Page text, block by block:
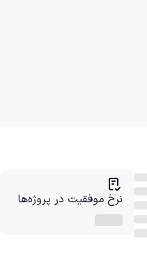
نرخ موفقیت در پروژه‌ها